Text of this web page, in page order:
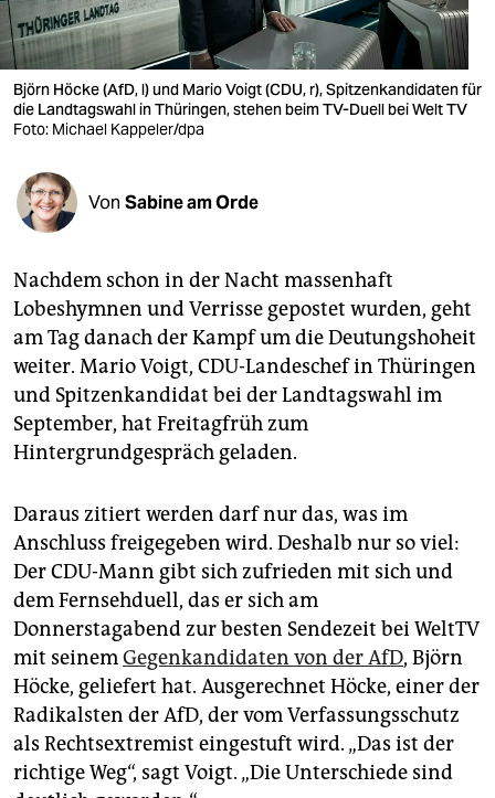
verlag
verlag
veranstaltungen
fragen & hilfe
abo
genossenschaft
epaper login
Björn Höcke (AfD, l) und Mario Voigt (CDU, r), Spitzenkandidaten für
die Landtagswahl in Thüringen, stehen beim TV-Duell bei Welt TV
Foto: Michael Kappeler/dpa
Von Sabine am Orde
Nachdem schon in der Nacht massenhaft
Lobeshymnen und Verrisse gepostet wurden, geht
am Tag danach der Kampf um die Deutungshoheit
weiter. Mario Voigt, CDU-Landeschef in Thüringen
und Spitzenkandidat bei der Landtagswahl im
September, hat Freitagfrüh zum
Hintergrundgespräch geladen.
Daraus zitiert werden darf nur das, was im
Anschluss freigegeben wird. Deshalb nur so viel:
Der CDU-Mann gibt sich zufrieden mit sich und
dem Fernsehduell, das er sich am
Donnerstagabend zur besten Sendezeit bei WeltTV
mit seinemGegenkandidaten von der AfD, Björn
Höcke, geliefert hat. Ausgerechnet Höcke, einer der
Radikalsten der AfD, der vom Verfassungsschutz
als Rechtsextremist eingestuft wird. „Das ist der
richtige Weg“, sagt Voigt. „Die Unterschiede sind